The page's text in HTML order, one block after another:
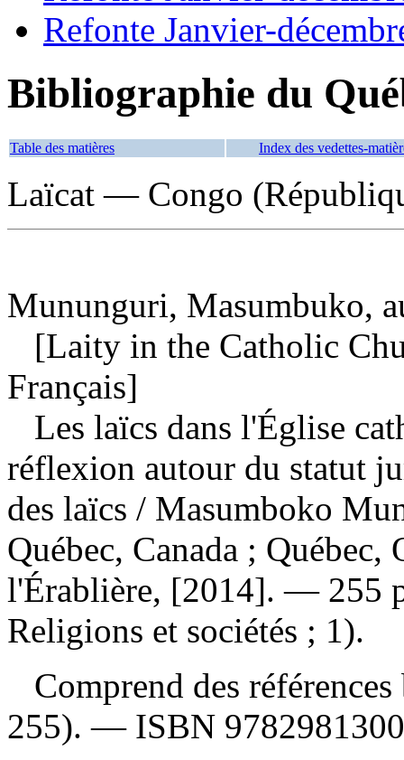
Refonte Janvier-
Bibliographie du
Table des matières Index des vedettes-
Laïcat — Congo
Mununguri, Masumbuko,
[Laity in the Catholic
Français]
Les laïcs dans l'Église
réflexion autour du statut
des laïcs / Masumboko
Québec, Canada ; Québec,
l'Érablière, [2014]. — 255
Religions et sociétés ; 1).
Comprend des
255). — ISBN